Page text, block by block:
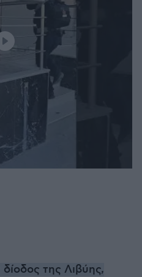
της Λιβύης,